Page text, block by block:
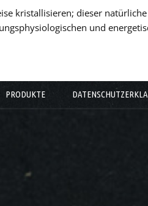
kristallisieren; dieser
und
PRODUKTE